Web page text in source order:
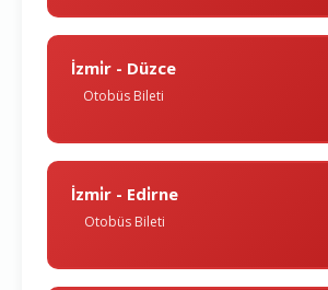
İzmi̇r - Düzce
Otobüs Bileti
İzmi̇r - Edi̇rne
Otobüs Bileti